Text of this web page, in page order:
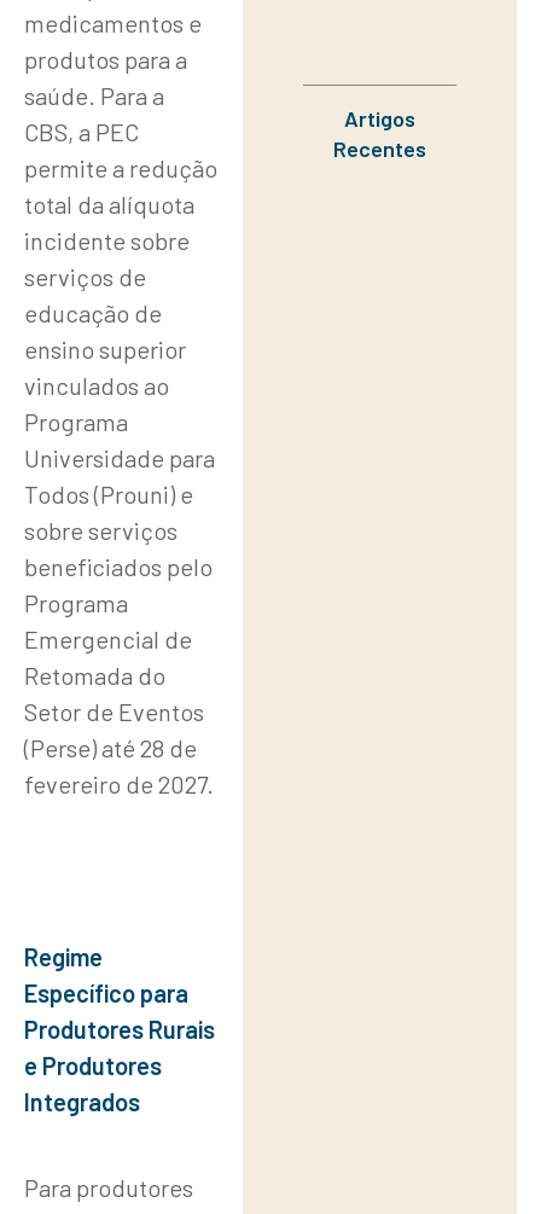
medicamentos e
produtos para a
saúde. Para a
CBS, a PEC
permite a redução
total da alíquota
incidente sobre
serviços de
educação de
ensino superior
vinculados ao
Programa
Universidade para
Todos (Prouni) e
sobre serviços
beneficiados pelo
Programa
Emergencial de
Retomada do
Setor de Eventos
(Perse) até 28 de
fevereiro de 2027.
Regime
Específico para
Produtores Rurais
e Produtores
Integrados
Para produtores
Artigos
Recentes